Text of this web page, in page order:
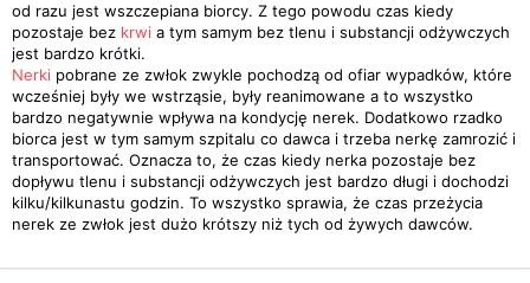
od razu jest wszczepiana biorcy. Z tego powodu czas kiedy
pozostaje bez krwi a tym samym bez tlenu i substancji odżywczych
jest bardzo krótki.
Nerki pobrane ze zwłok zwykle pochodzą od ofiar wypadków, które
wcześniej były we wstrząsie, były reanimowane a to wszystko
bardzo negatywnie wpływa na kondycję nerek. Dodatkowo rzadko
biorca jest w tym samym szpitalu co dawca i trzeba nerkę zamrozić i
transportować. Oznacza to, że czas kiedy nerka pozostaje bez
dopływu tlenu i substancji odżywczych jest bardzo długi i dochodzi
kilku/kilkunastu godzin. To wszystko sprawia, że czas przeżycia
nerek ze zwłok jest dużo krótszy niż tych od żywych dawców.